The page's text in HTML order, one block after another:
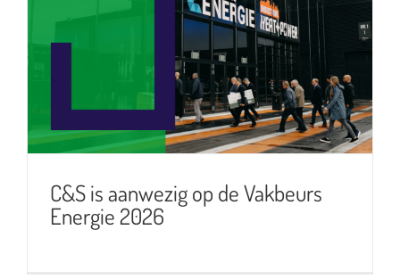
C&S is aanwezig op de Vakbeurs
Energie 2026
C&S is aanwezig op de Vakbeurs
Energie 2026